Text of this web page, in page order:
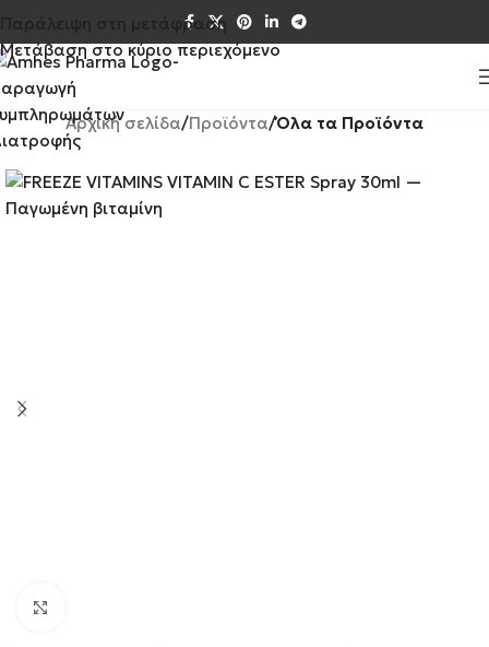
Παράλειψη στη μετάφραση
Μετάβαση στο κύριο περιεχόμενο
Αρχική σελίδα Προϊόντα Όλα τα Προϊόντα